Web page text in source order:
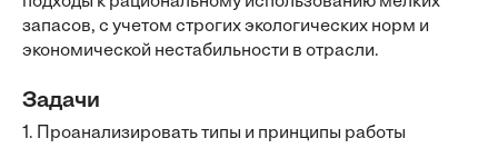
запасов, с учетом строгих экологических норм и
экономической нестабильности в отрасли.
Задачи
1. Проанализировать типы и принципы работы